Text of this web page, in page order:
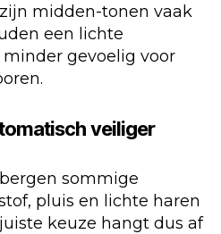
midden-tonen vaak
een lichte
gevoelig voor
veiliger
sommige
pluis en lichte haren
keuze hangt dus af